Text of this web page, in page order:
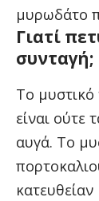
μυρωδάτο
Γιατί
συνταγή;
Το μυστικό
είναι ούτε
αυγά. Το